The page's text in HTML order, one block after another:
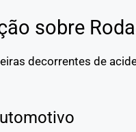
sobre
decorrentes de